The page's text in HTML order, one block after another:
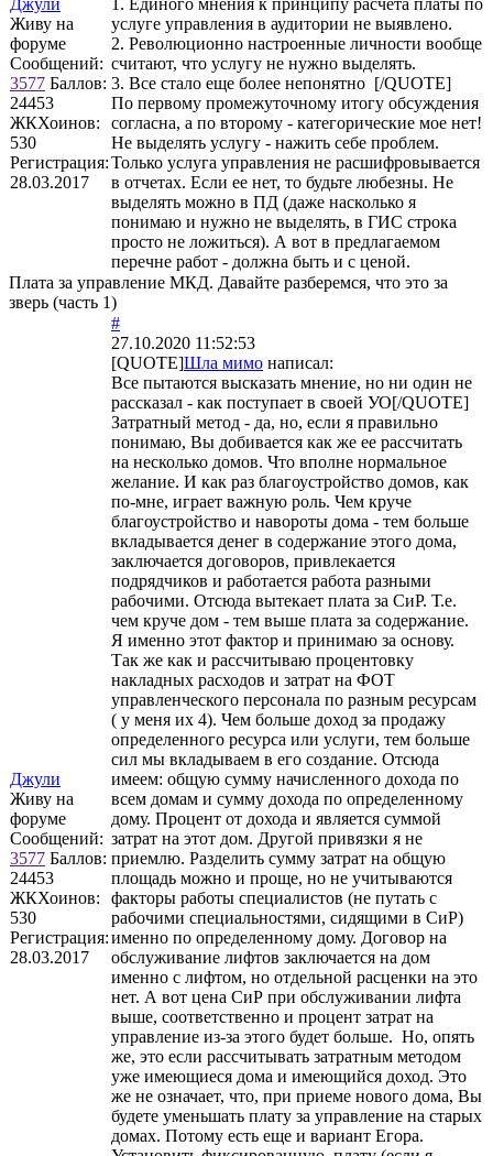
Живу на
форуме
Сообщений:
3577 Баллов:
24453
ЖКХоинов:
530
Регистрация:
28.03.2017
услуге управления в аудитории не выявлено.
2. Революционно настроенные личности вообще
считают, что услугу не нужно выделять.
3. Все стало еще более непонятно [/QUOTE]
По первому промежуточному итогу обсуждения
согласна, а по второму - категорические мое нет!
Не выделять услугу - нажить себе проблем.
Только услуга управления не расшифровывается
в отчетах. Если ее нет, то будьте любезны. Не
выделять можно в ПД (даже насколько я
понимаю и нужно не выделять, в ГИС строка
просто не ложиться). А вот в предлагаемом
перечне работ - должна быть и с ценой.
Плата за управление МКД. Давайте разберемся, что это за
зверь (часть 1)
Джули
Живу на
форуме
Сообщений:
3577 Баллов:
24453
ЖКХоинов:
530
Регистрация:
28.03.2017
#
27.10.2020 11:52:53
[QUOTE]Шла мимо написал:
Все пытаются высказать мнение, но ни один не
рассказал - как поступает в своей УО[/QUOTE]
Затратный метод - да, но, если я правильно
понимаю, Вы добивается как же ее рассчитать
на несколько домов. Что вполне нормальное
желание. И как раз благоустройство домов, как
по-мне, играет важную роль. Чем круче
благоустройство и навороты дома - тем больше
вкладывается денег в содержание этого дома,
заключается договоров, привлекается
подрядчиков и работается работа разными
рабочими. Отсюда вытекает плата за СиР. Т.е.
чем круче дом - тем выше плата за содержание.
Я именно этот фактор и принимаю за основу.
Так же как и рассчитываю процентовку
накладных расходов и затрат на ФОТ
управленческого персонала по разным ресурсам
( у меня их 4). Чем больше доход за продажу
определенного ресурса или услуги, тем больше
сил мы вкладываем в его создание. Отсюда
имеем: общую сумму начисленного дохода по
всем домам и сумму дохода по определенному
дому. Процент от дохода и является суммой
затрат на этот дом. Другой привязки я не
приемлю. Разделить сумму затрат на общую
площадь можно и проще, но не учитываются
факторы работы специалистов (не путать с
рабочими специальностями, сидящими в СиР)
именно по определенному дому. Договор на
обслуживание лифтов заключается на дом
именно с лифтом, но отдельной расценки на это
нет. А вот цена СиР при обслуживании лифта
выше, соответственно и процент затрат на
управление из-за этого будет больше. Но, опять
же, это если рассчитывать затратным методом
уже имеющиеся дома и имеющийся доход. Это
же не означает, что, при приеме нового дома, Вы
будете уменьшать плату за управление на старых
домах. Потому есть еще и вариант Егора.